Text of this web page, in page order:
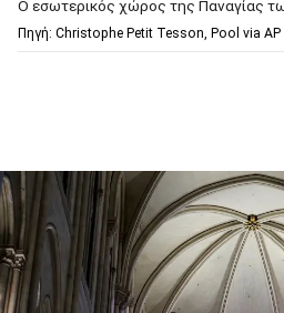
O εσωτερικός χώρος της Παναγίας
Πηγή: Christophe Petit Tesson, Pool via AP